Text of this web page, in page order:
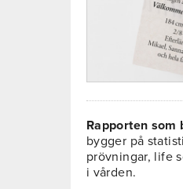
Rapporten som
bygger på
prövningar, life
i vården.